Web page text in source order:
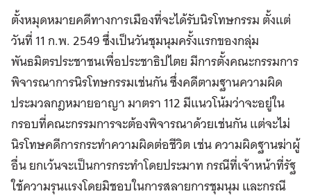
ตั้งหมุดหมายคดีทางการเมืองที่จะได้รับนิรโทษกรรม ตั้งแต่
วันที่ 11 ก.พ. 2549 ซึ่งเป็นวันชุมนุมครั้งแรกของกลุ่ม
พันธมิตรประชาชนเพื่อประชาธิปไตย มีการตั้งคณะกรรมการ
พิจารณาการนิรโทษกรรมเช่นกัน ซึ่งคดีตามฐานความผิด
ประมวลกฎหมายอาญา มาตรา 112 มีแนวโน้มว่าจะอยู่ใน
กรอบที่คณะกรรมการจะต้องพิจารณาด้วยเช่นกัน แต่จะไม่
นิรโทษคดีการกระทำความผิดต่อชีวิต เช่น ความผิดฐานฆ่าผู้
อื่น ยกเว้นจะเป็นการกระทำโดยประมาท กรณีที่เจ้าหน้าที่รัฐ
ใช้ความรุนแรงโดยมิชอบในการสลายการชุมนุม และกรณี